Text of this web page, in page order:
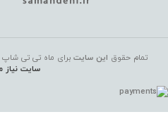
تمام حقوق این سایتبرای ماه تی تی شاپ
سایت نیاز
شامپو